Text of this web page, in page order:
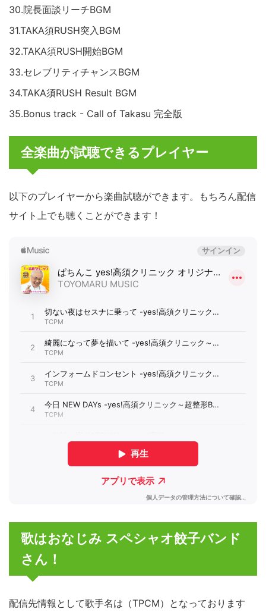
30.院長面談リーチBGM
31.TAKA須RUSH突入BGM
32.TAKA須RUSH開始BGM
33.セレブリティチャンスBGM
34.TAKA須RUSH Result BGM
35.Bonus track - Call of Takasu 完全版
全楽曲が試聴できるプレイヤー
以下のプレイヤーから楽曲試聴ができます。もちろん配信
サイト上でも聴くことができます！
歌はおなじみ スペシャオ餃子バンド
さん！
配信先情報として歌手名は（TPCM）となっております